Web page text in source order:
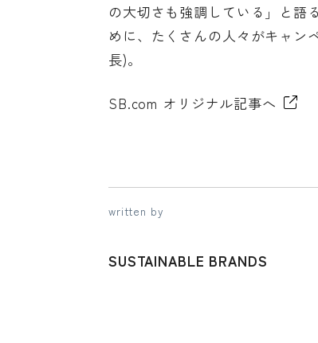
の大切さも強調している」と語
めに、たくさんの人々がキャン
長)。
SB.com オリジナル記事へ
written by
SUSTAINABLE BRANDS